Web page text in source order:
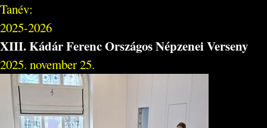
Tanév:
2025-2026
XIII. Kádár Ferenc Országos Népzenei Verseny
2025. november 25.